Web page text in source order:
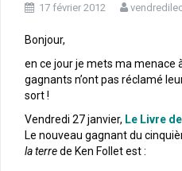
17 février 2012
Bonjour,
en ce jour je mets ma menace
gagnants n’ont pas réclamé
sort !
Vendredi 27 janvier, Le Livre
Le nouveau gagnant du
la terrede Ken Follet est :